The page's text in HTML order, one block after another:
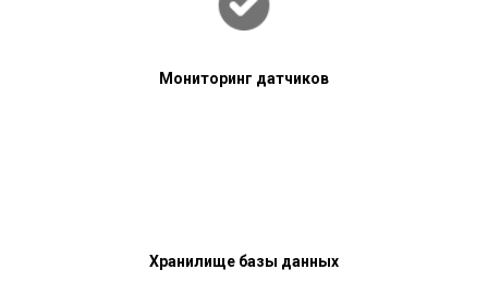
Мониторинг датчиков
Хранилище базы данных